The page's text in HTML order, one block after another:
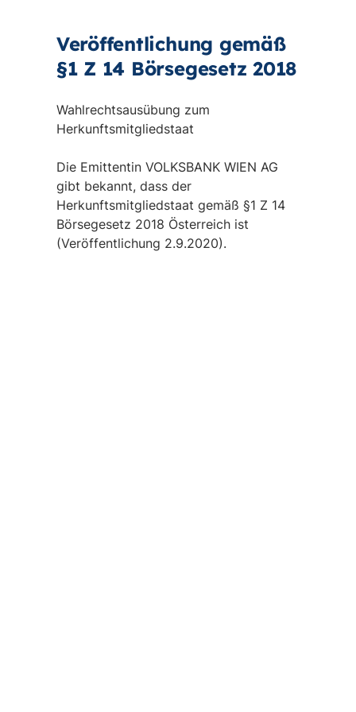
Veröffentlichung gemäß
§1 Z 14 Börsegesetz 2018
Wahlrechtsausübung zum
Herkunftsmitgliedstaat
Die Emittentin VOLKSBANK WIEN AG
gibt bekannt, dass der
Herkunftsmitgliedstaat gemäß §1 Z 14
Börsegesetz 2018 Österreich ist
(Veröffentlichung 2.9.2020).